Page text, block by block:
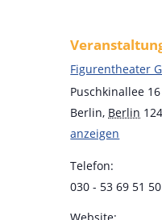
Figurentheater
Puschkinallee 16
Berlin, Berlin
anzeigen
Telefon:
030 - 53 69 51 50